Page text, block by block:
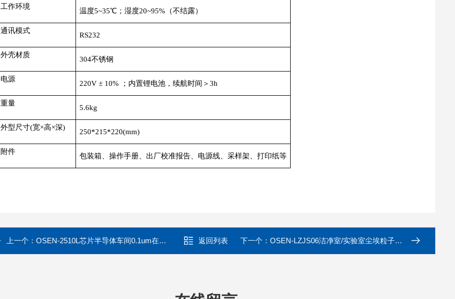
工作环境
温度5~35℃；湿度20~95%（不结露）
通讯模式
RS232
外壳材质
304不锈钢
电源
220V ± 10% ；内置锂电池，续航时间＞3h
重量
5.6kg
外型尺寸(宽×高×深)
250*215*220(mm)
附件
包装箱、操作手册、出厂校准报告、电源线、采样架、打印纸等
上一个：OSEN-2510L芯片半导体车间0.1um在线尘埃粒子计数器 返回列表 下一个： OSEN-LZJS06洁净室/实验室尘埃粒子检测仪器2.83L/min